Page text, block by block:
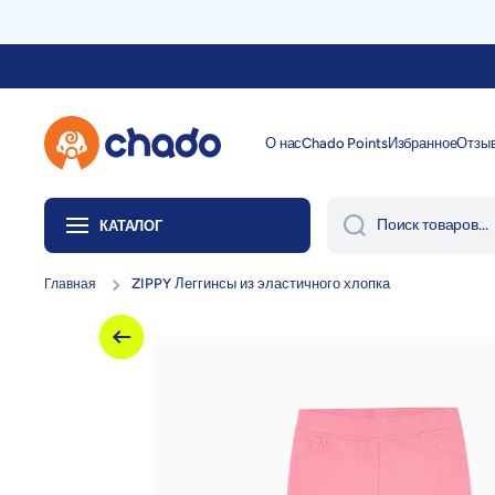
О насChado PointsИзбранное
КАТАЛОГ Поиск товаров...
Главная ZIPPY Леггинсы из эластичного хлопка